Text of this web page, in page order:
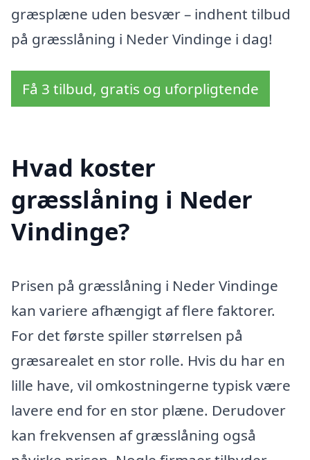
græsplæne uden besvær – indhent tilbud
på græsslåning i Neder Vindinge i dag!
Få 3 tilbud, gratis og uforpligtende
Hvad koster
græsslåning i Neder
Vindinge?
Prisen på græsslåning i Neder Vindinge
kan variere afhængigt af flere faktorer.
For det første spiller størrelsen på
græsarealet en stor rolle. Hvis du har en
lille have, vil omkostningerne typisk være
lavere end for en stor plæne. Derudover
kan frekvensen af græsslåning også